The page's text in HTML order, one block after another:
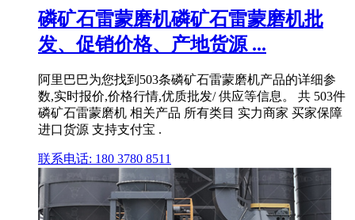
磷矿石雷蒙磨机磷矿石雷蒙磨机批
发、促销价格、产地货源 ...
阿里巴巴为您找到503条磷矿石雷蒙磨机产品的详细参
数,实时报价,价格行情,优质批发/ 供应等信息。 共 503件
磷矿石雷蒙磨机 相关产品 所有类目 实力商家 买家保障
进口货源 支持支付宝 .
联系电话: 180 3780 8511